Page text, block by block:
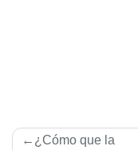
Navegación
¿Cómo que la